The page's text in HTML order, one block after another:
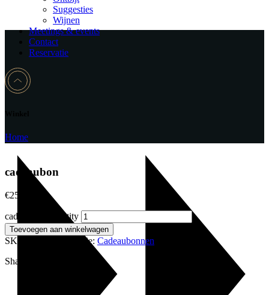
Suggesties
Wijnen
Meetings & events
Contact
Reservatie
Home
cadeaubon
€25,00
cadeaubon quantity
Toevoegen aan winkelwagen
SKU: Categorie: Cadeaubonnen
Share: